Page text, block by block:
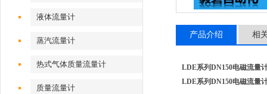
液体流量计
蒸汽流量计
热式气体质量流量计
质量流量计
产品介绍 相
LDE系列DN150电磁流量
LDE系列DN150电磁流量